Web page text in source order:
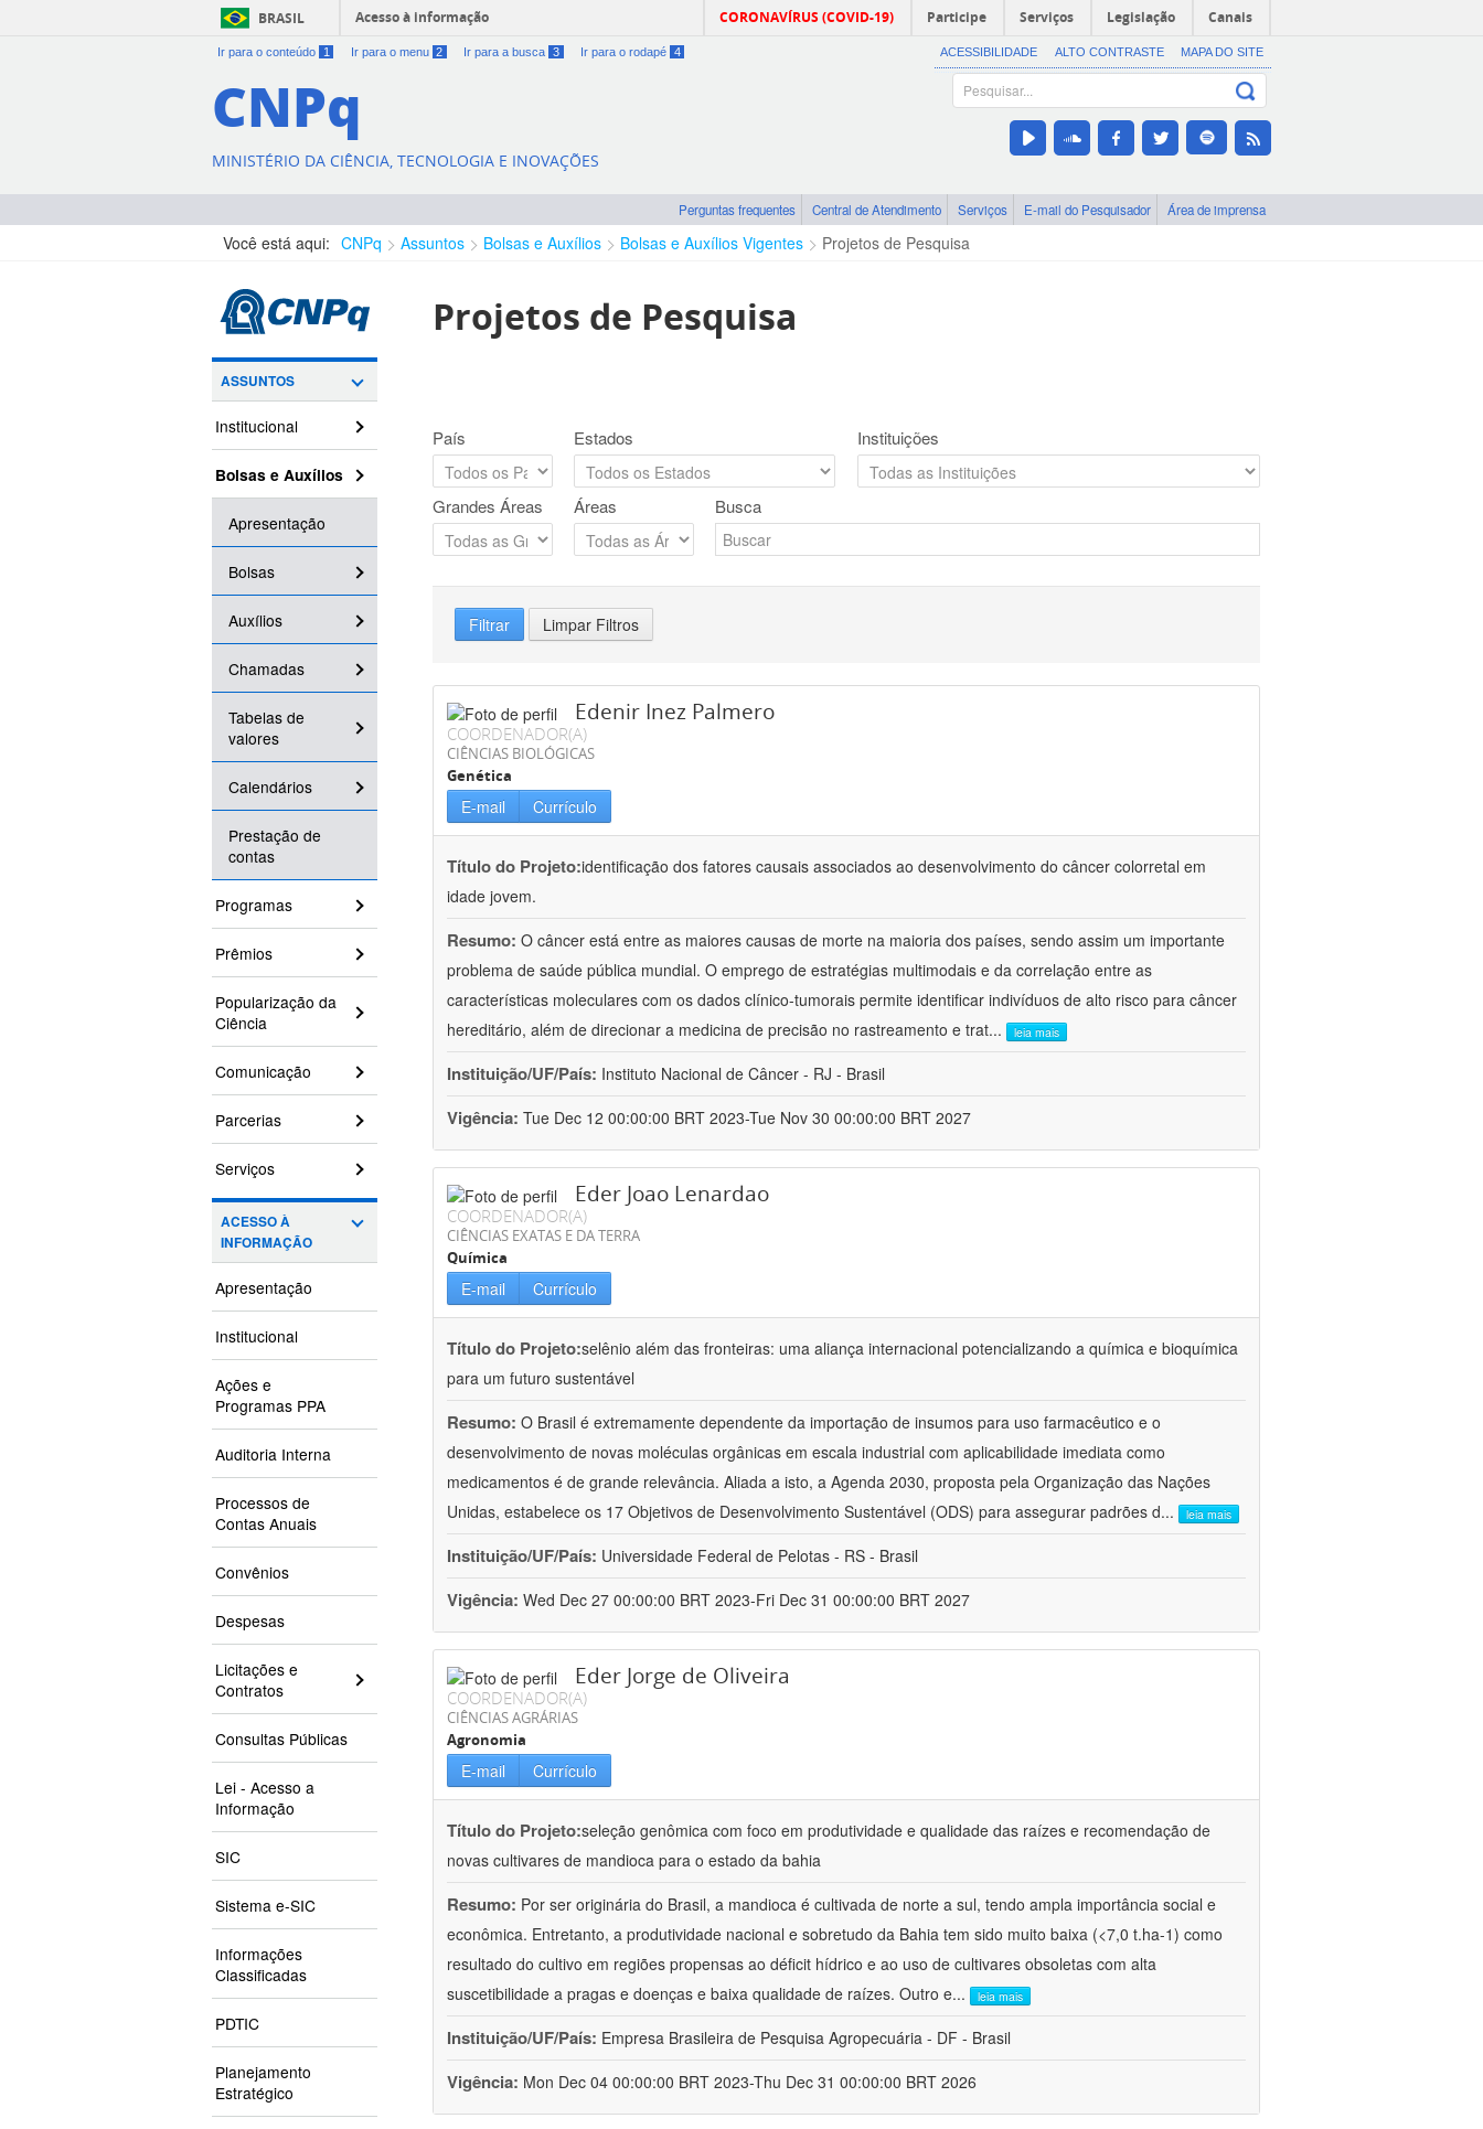
BRASIL Acesso à informação CORONAVÍRUS (COVID-19) Participe Serviços Legislação Canais
Ir para o conteúdo 1 Ir para o menu 2 Ir para a busca 3 Ir para o rodapé 4 ACESSIBILIDADE ALTO CONTRASTE MAPA DO SITE
CNPq
MINISTÉRIO DA CIÊNCIA, TECNOLOGIA E INOVAÇÕES
Perguntas frequentes Central de Atendimento Serviços E-mail do Pesquisador Área de imprensa
Você está aqui: CNPq Assuntos Bolsas e Auxílios Bolsas e Auxílios Vigentes Projetos de Pesquisa
ASSUNTOS
Institucional
Bolsas e Auxílios
Apresentação
Bolsas
Auxílios
Chamadas
Tabelas de
valores
Calendários
Prestação de
contas
Programas
Prêmios
Popularização da
Ciência
Comunicação
Parcerias
Serviços
ACESSO À
INFORMAÇÃO
Apresentação
Institucional
Ações e
Programas PPA
Auditoria Interna
Processos de
Contas Anuais
Convênios
Despesas
Licitações e
Contratos
Consultas Públicas
Lei - Acesso a
Informação
SIC
Sistema e-SIC
Informações
Classificadas
PDTIC
Planejamento
Estratégico
Projetos de Pesquisa
País Estados Instituições
Grandes Áreas Áreas Busca
Filtrar Limpar Filtros
Edenir Inez Palmero
COORDENADOR(A)
CIÊNCIAS BIOLÓGICAS
Genética
E-mail Currículo
Título do Projeto:identificação dos fatores causais associados ao desenvolvimento do câncer colorretal em
idade jovem.
Resumo: O câncer está entre as maiores causas de morte na maioria dos países, sendo assim um importante
problema de saúde pública mundial. O emprego de estratégias multimodais e da correlação entre as
características moleculares com os dados clínico-tumorais permite identificar indivíduos de alto risco para câncer
hereditário, além de direcionar a medicina de precisão no rastreamento e trat... leia mais
Instituição/UF/País: Instituto Nacional de Câncer - RJ - Brasil
Vigência: Tue Dec 12 00:00:00 BRT 2023-Tue Nov 30 00:00:00 BRT 2027
Eder Joao Lenardao
COORDENADOR(A)
CIÊNCIAS EXATAS E DA TERRA
Química
E-mail Currículo
Título do Projeto:selênio além das fronteiras: uma aliança internacional potencializando a química e bioquímica
para um futuro sustentável
Resumo: O Brasil é extremamente dependente da importação de insumos para uso farmacêutico e o
desenvolvimento de novas moléculas orgânicas em escala industrial com aplicabilidade imediata como
medicamentos é de grande relevância. Aliada a isto, a Agenda 2030, proposta pela Organização das Nações
Unidas, estabelece os 17 Objetivos de Desenvolvimento Sustentável (ODS) para assegurar padrões d... leia mais
Instituição/UF/País: Universidade Federal de Pelotas - RS - Brasil
Vigência: Wed Dec 27 00:00:00 BRT 2023-Fri Dec 31 00:00:00 BRT 2027
Eder Jorge de Oliveira
COORDENADOR(A)
CIÊNCIAS AGRÁRIAS
Agronomia
E-mail Currículo
Título do Projeto:seleção genômica com foco em produtividade e qualidade das raízes e recomendação de
novas cultivares de mandioca para o estado da bahia
Resumo: Por ser originária do Brasil, a mandioca é cultivada de norte a sul, tendo ampla importância social e
econômica. Entretanto, a produtividade nacional e sobretudo da Bahia tem sido muito baixa (<7,0 t.ha-1) como
resultado do cultivo em regiões propensas ao déficit hídrico e ao uso de cultivares obsoletas com alta
suscetibilidade a pragas e doenças e baixa qualidade de raízes. Outro e... leia mais
Instituição/UF/País: Empresa Brasileira de Pesquisa Agropecuária - DF - Brasil
Vigência: Mon Dec 04 00:00:00 BRT 2023-Thu Dec 31 00:00:00 BRT 2026